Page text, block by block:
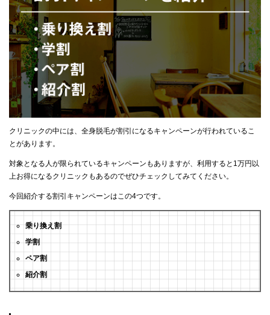
クリニックの中には、全身脱毛が割引になるキャンペーンが行われているこ
とがあります。
対象となる人が限られているキャンペーンもありますが、利用すると1万円以
上お得になるクリニックもあるのでぜひチェックしてみてください。
今回紹介する割引キャンペーンはこの4つです。
乗り換え割
学割
ペア割
紹介割